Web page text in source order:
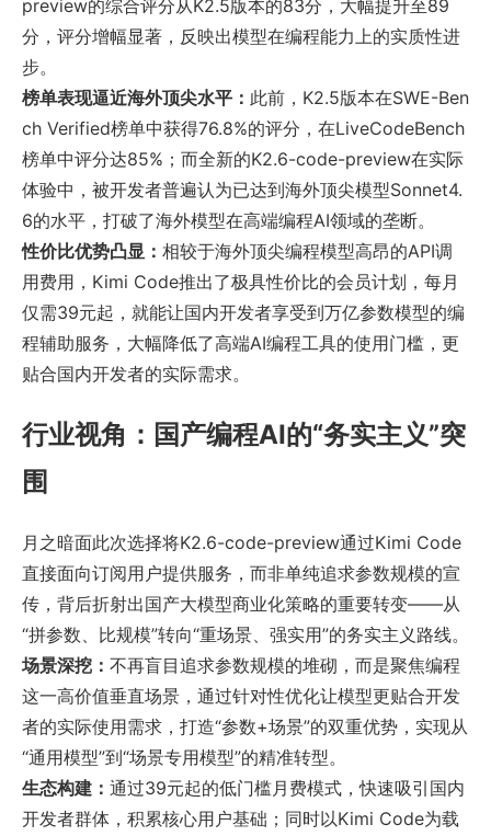
preview的综合评分从K2.5版本的83分，大幅提升至89
分，评分增幅显著，反映出模型在编程能力上的实质性进
步。
榜单表现逼近海外顶尖水平： 此前，K2.5版本在SWE-Ben
ch Verified榜单中获得76.8%的评分，在LiveCodeBench
榜单中评分达85%；而全新的K2.6-code-preview在实际
体验中，被开发者普遍认为已达到海外顶尖模型Sonnet4.
6的水平，打破了海外模型在高端编程AI领域的垄断。
性价比优势凸显： 相较于海外顶尖编程模型高昂的API调
用费用，Kimi Code推出了极具性价比的会员计划，每月
仅需39元起，就能让国内开发者享受到万亿参数模型的编
程辅助服务，大幅降低了高端AI编程工具的使用门槛，更
贴合国内开发者的实际需求。
行业视角：国产编程AI的“务实主义”突
围
月之暗面此次选择将K2.6-code-preview通过Kimi Code
直接面向订阅用户提供服务，而非单纯追求参数规模的宣
传，背后折射出国产大模型商业化策略的重要转变——从
“拼参数、比规模”转向“重场景、强实用”的务实主义路线。
场景深挖： 不再盲目追求参数规模的堆砌，而是聚焦编程
这一高价值垂直场景，通过针对性优化让模型更贴合开发
者的实际使用需求，打造“参数+场景”的双重优势，实现从
“通用模型”到“场景专用模型”的精准转型。
生态构建： 通过39元起的低门槛月费模式，快速吸引国内
开发者群体，积累核心用户基础；同时以Kimi Code为载